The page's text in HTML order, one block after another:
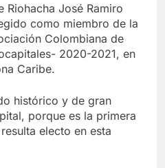
Riohacha José Ramiro
como miembro de la
Colombiana de
2020-2021, en
Caribe.
histórico y de gran
porque es la primera
electo en esta